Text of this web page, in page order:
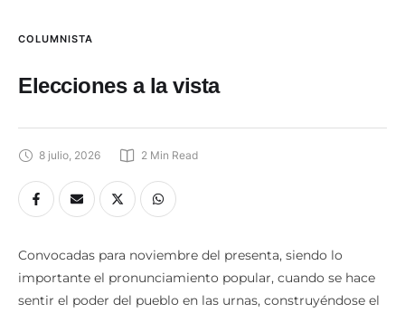
COLUMNISTA
Elecciones a la vista
8 julio, 2026 2 Min Read
Convocadas para noviembre del presenta, siendo lo
importante el pronunciamiento popular, cuando se hace
sentir el poder del pueblo en las urnas, construyéndose el